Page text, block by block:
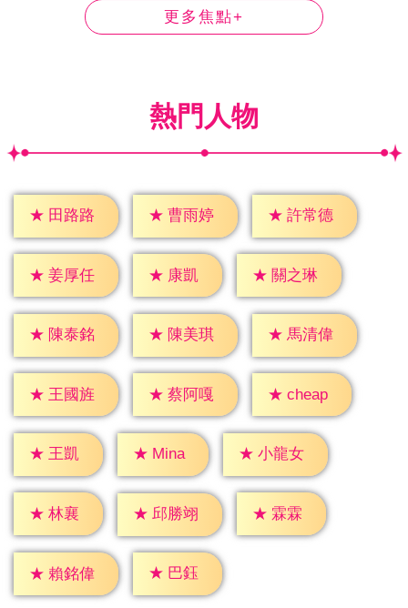
更多焦點+
熱門人物
★ 田路路 ★ 曹雨婷 ★ 許常德
★ 姜厚任 ★ 康凱 ★ 關之琳
★ 陳泰銘 ★ 陳美琪 ★ 馬清偉
★ 王國旌 ★ 蔡阿嘎 ★ cheap
★ 王凱 ★ Mina ★ 小龍女
★ 林襄 ★ 邱勝翊 ★ 霖霖
★ 賴銘偉 ★ 巴鈺